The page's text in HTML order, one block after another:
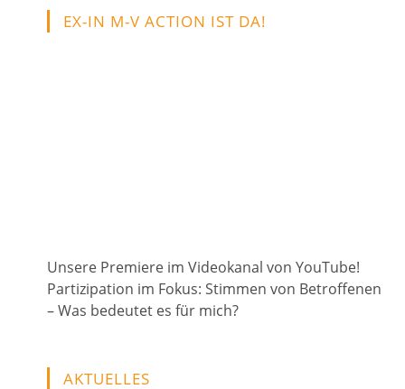
EX-IN M-V ACTION IST DA!
Unsere Premiere im Videokanal von YouTube!
Partizipation im Fokus: Stimmen von Betroffenen
– Was bedeutet es für mich?
AKTUELLES